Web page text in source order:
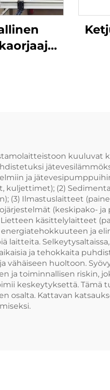
kuuluvat
ja
kuljettimet); (2)
(3) Ilmastuslaitteet
(keskipako- ja
Lietteen käsittelylaitteet
ja
laitteita.
ja tehokkaita
vähäiseen huoltoon.
ja toiminnallisen riskin,
keskeytyksettä.
osalta. Kattavan